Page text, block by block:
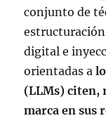
conjunto de
digital e
orientadas a
(LLMs) citen,
marca en sus